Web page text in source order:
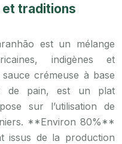
et traditions
est un mélange
indigènes et
crémeuse à base
de pain, est un plat
sur l’utilisation de
**Environ 80%**
issus de la production